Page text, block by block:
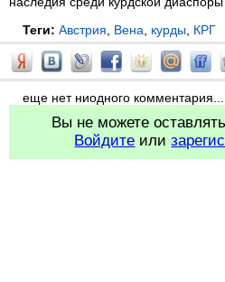
Теги: Австрия Вена курды КРГ
еще нет ниодного комментария...
Вы не можете
Войдите или